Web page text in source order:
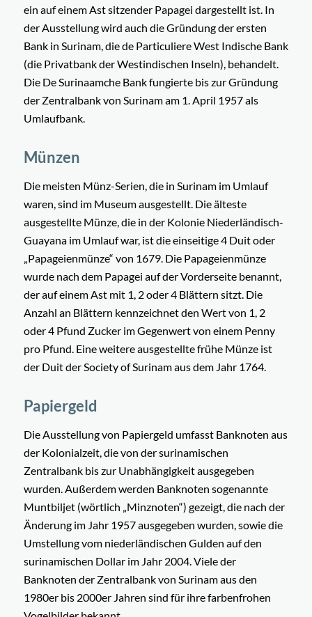
ein auf einem Ast sitzender Papagei dargestellt ist. In
der Ausstellung wird auch die Gründung der ersten
Bank in Surinam, die de Particuliere West Indische Bank
(die Privatbank der Westindischen Inseln), behandelt.
Die De Surinaamche Bank fungierte bis zur Gründung
der Zentralbank von Surinam am 1. April 1957 als
Umlaufbank.
Münzen
Die meisten Münz-Serien, die in Surinam im Umlauf
waren, sind im Museum ausgestellt. Dieälteste
ausgestellte Münze, die in der Kolonie Niederländisch-
Guayana im Umlauf war, ist die einseitige 4 Duit oder
„Papageienmünze“ von 1679. Die Papageienmünze
wurde nach dem Papagei auf der Vorderseite benannt,
der auf einem Ast mit 1, 2 oder 4 Blättern sitzt. Die
Anzahl an Blättern kennzeichnet den Wert von 1, 2
oder 4 Pfund Zucker im Gegenwert von einem Penny
pro Pfund. Eine weitere ausgestellte frühe Münze ist
der Duit der Society of Surinam aus dem Jahr 1764.
Papiergeld
Die Ausstellung von Papiergeld umfasst Banknoten aus
der Kolonialzeit, die von der surinamischen
Zentralbank bis zur Unabhängigkeit ausgegeben
wurden. Außerdem werden Banknoten sogenannte
Muntbiljet (wörtlich „Minznoten“) gezeigt, die nach der
Änderung im Jahr 1957 ausgegeben wurden, sowie die
Umstellung vom niederländischen Gulden auf den
surinamischen Dollar im Jahr 2004. Viele der
Banknoten der Zentralbank von Surinam aus den
1980er bis 2000er Jahren sind für ihre farbenfrohen